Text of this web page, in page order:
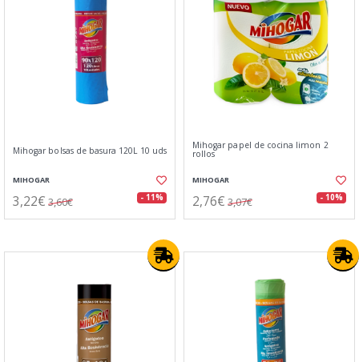
Mihogar bolsas de basura 120L 10 uds
MIHOGAR
3,22€ 3,60€ - 11%
Mihogar papel de cocina limon 2
rollos
MIHOGAR
2,76€ 3,07€ - 10%